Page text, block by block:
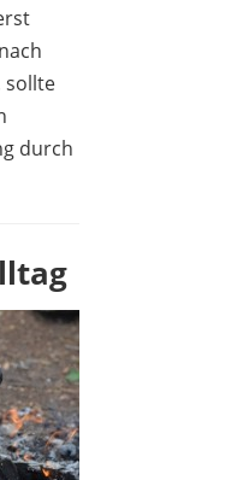
sollte
durch